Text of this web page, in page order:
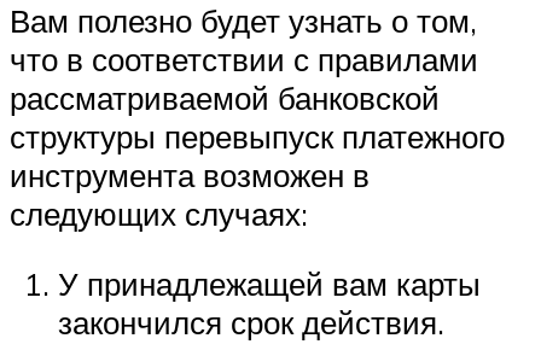
Вам полезно будет узнать о том,
что в соответствии с правилами
рассматриваемой банковской
структуры перевыпуск платежного
инструмента возможен в
следующих случаях:
У принадлежащей вам карты
закончился срок действия.